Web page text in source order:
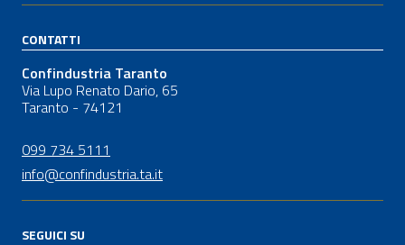
CONTATTI
Confindustria Taranto
Via Lupo Renato Dario, 65
Taranto - 74121
099 734 5111
info@confindustria.ta.it
SEGUICI SU